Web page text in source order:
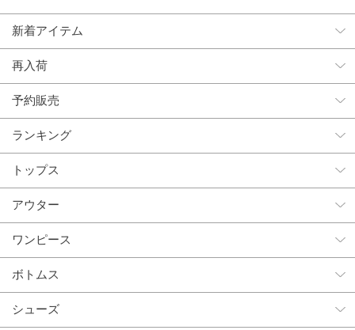
新着アイテム
再入荷
予約販売
ランキング
トップス
アウター
ワンピース
ボトムス
シューズ